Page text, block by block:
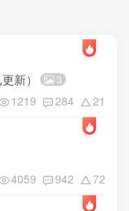
新） 3
1219 284 21
4059 942 72